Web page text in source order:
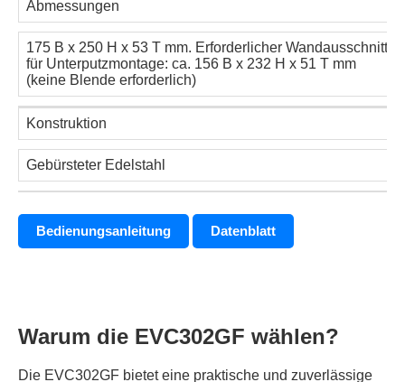
Abmessungen
175 B x 250 H x 53 T mm. Erforderlicher Wandausschnitt
für Unterputzmontage: ca. 156 B x 232 H x 51 T mm
(keine Blende erforderlich)
Konstruktion
Gebürsteter Edelstahl
Bedienungsanleitung Datenblatt
Warum die EVC302GF wählen?
Die EVC302GF bietet eine praktische und zuverlässige